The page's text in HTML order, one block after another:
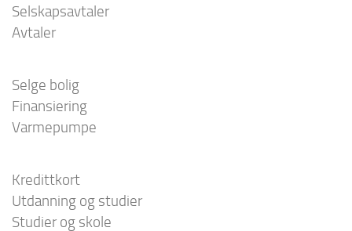
Selskapsavtaler
Avtaler
Selge bolig
Finansiering
Varmepumpe
Kredittkort
Utdanning og studier
Studier og skole